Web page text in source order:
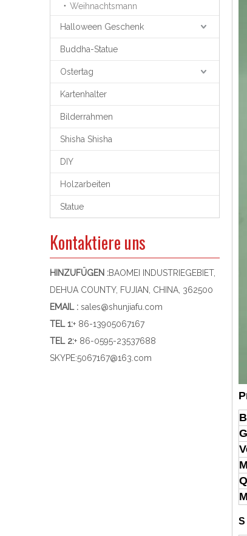
Weihnachtsmann
Halloween Geschenk
Buddha-Statue
Ostertag
Kartenhalter
Bilderrahmen
Shisha Shisha
DIY
Holzarbeiten
Statue
Kontaktiere uns
HINZUFÜGEN :BAOMEI INDUSTRIEGEBIET,
DEHUA COUNTY, FUJIAN, CHINA, 362500
EMAIL : sales@shunjiafu.com
TEL 1:+ 86-13905067167
TEL 2:+ 86-0595-23537688
SKYPE:5067167@163.com
S